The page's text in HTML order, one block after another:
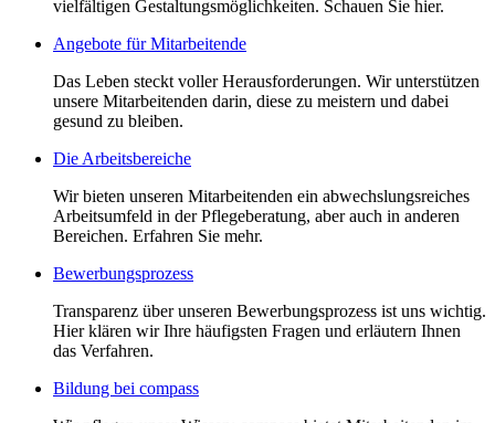
vielfältigen Gestaltungsmöglichkeiten. Schauen Sie hier.
Angebote für Mitarbeitende
Das Leben steckt voller Herausforderungen. Wir unterstützen
unsere Mitarbeitenden darin, diese zu meistern und dabei
gesund zu bleiben.
Die Arbeitsbereiche
Wir bieten unseren Mitarbeitenden ein abwechslungsreiches
Arbeitsumfeld in der Pflegeberatung, aber auch in anderen
Bereichen. Erfahren Sie mehr.
Bewerbungsprozess
Transparenz über unseren Bewerbungsprozess ist uns wichtig.
Hier klären wir Ihre häufigsten Fragen und erläutern Ihnen
das Verfahren.
Bildung bei compass